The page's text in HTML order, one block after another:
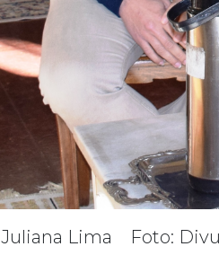
Juliana Lima Foto: